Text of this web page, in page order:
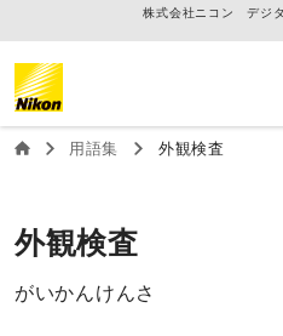
株式会社ニコン デジ
用語集 外観検査
外観検査
がいかんけんさ